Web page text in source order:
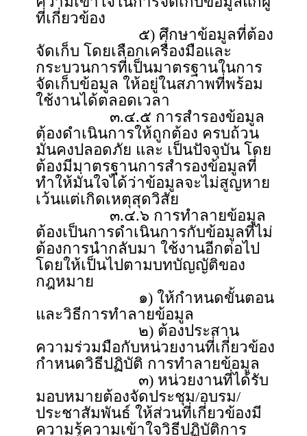
ที่เกี่ยวข้อง
๕) ศึกษาข้อมูลที่ต้อง
จัดเก็บ โดยเลือกเครื่องมือและ
กระบวนการที่เป็นมาตรฐานในการ
จัดเก็บข้อมูล ให้อยู่ในสภาพที่พร้อม
ใช้งานได้ตลอดเวลา
๓.๔.๕ การสำรองข้อมูล
ต้องดำเนินการให้ถูกต้อง ครบถ้วน
มั่นคงปลอดภัย และ เป็นปัจจุบัน โดย
ต้องมีมาตรฐานการสำรองข้อมูลที่
ทำให้มั่นใจได้ว่าข้อมูลจะไม่สูญหาย
เว้นแต่เกิดเหตุสุดวิสัย
๓.๔.๖ การทำลายข้อมูล
ต้องเป็นการดำเนินการกับข้อมูลที่ไม่
ต้องการนำกลับมา ใช้งานอีกต่อไป
โดยให้เป็นไปตามบทบัญญัติของ
กฎหมาย
๑) ให้กำหนดขั้นตอน
และวิธีการทำลายข้อมูล
๒) ต้องประสาน
ความร่วมมือกับหน่วยงานที่เกี่ยวข้อง
กำหนดวิธีปฏิบัติ การทำลายข้อมูล
๓) หน่วยงานที่ได้รับ
มอบหมายต้องจัดประชุม/อบรม/
ประชาสัมพันธ์ ให้ส่วนที่เกี่ยวข้องมี
ความรู้ความเข้าใจวิธีปฏิบัติการ